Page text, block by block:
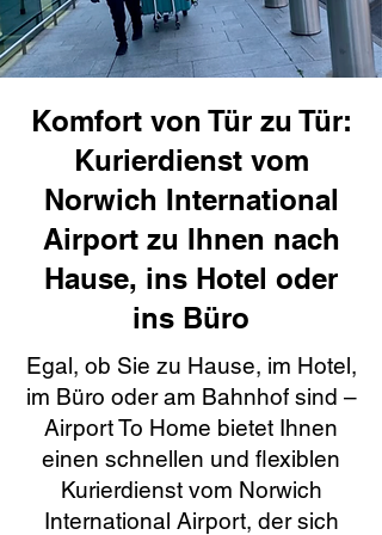
Komfort von Tür zu Tür:
Kurierdienst vom
Norwich International
Airport zu Ihnen nach
Hause, ins Hotel oder
ins Büro
Egal, ob Sie zu Hause, im Hotel,
im Büro oder am Bahnhof sind –
Airport To Home bietet Ihnen
einen schnellen und flexiblen
Kurierdienst vom Norwich
International Airport, der sich